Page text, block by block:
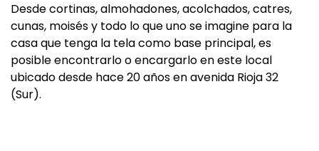
Desde cortinas, almohadones, acolchados, catres,
cunas, moisés y todo lo que uno se imagine para la
casa que tenga la tela como base principal, es
posible encontrarlo o encargarlo en este local
ubicado desde hace 20 años en avenida Rioja 32
(Sur).